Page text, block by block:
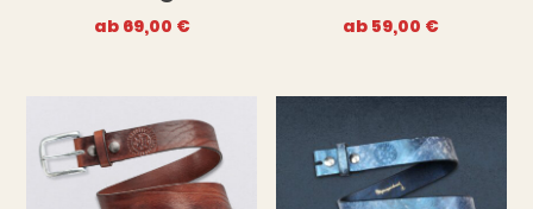
ab 69,00 € ab 59,00 €